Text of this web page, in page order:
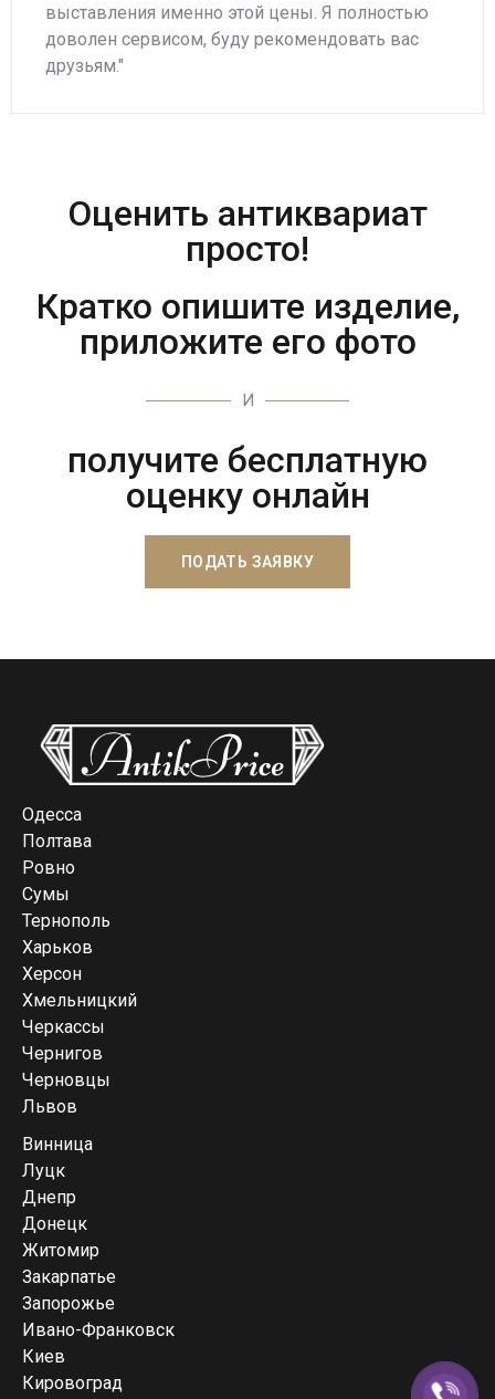
выставления именно этой цены. Я полностью
доволен сервисом, буду рекомендовать вас
друзьям."
Оценить антиквариат
просто!
Кратко опишите изделие,
приложите его фото
И
получите бесплатную
оценку онлайн
ПОДАТЬ ЗАЯВКУ
Одесса
Полтава
Ровно
Сумы
Тернополь
Харьков
Херсон
Хмельницкий
Черкассы
Чернигов
Черновцы
Львов
Винница
Луцк
Днепр
Донецк
Житомир
Закарпатье
Запорожье
Ивано-Франковск
Киев
Кировоград